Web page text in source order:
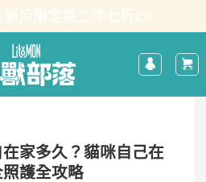
家多久？貓咪自己在
護全攻略